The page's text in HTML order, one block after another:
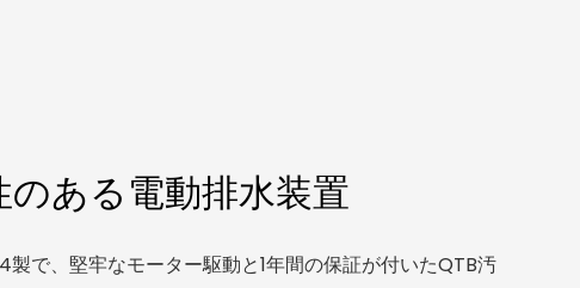
のある電動排水装置
製で、堅牢なモーター駆動と1年間の保証が付いたQTB汚